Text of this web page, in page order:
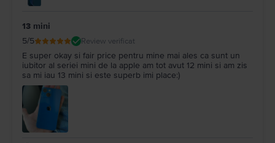
13 mini
5/5 Review verificat
E super okay si fair price pentru mine mai ales ca sunt un
iubitor al seriei mini de la apple am tot avut 12 mini si am zis
sa mi iau 13 mini si este superb imi place:)